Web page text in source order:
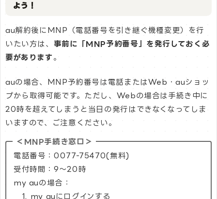
よう！
au解約後にMNP（電話番号を引き継ぐ機種変更）を行
いたい方は、 事前に「MNP予約番号」を発行しておく必
要があります 。
auの場合、MNP予約番号は電話またはWeb・auショッ
プから取得可能です。ただし、Webの場合は手続き中に
20時を超えてしまうと当日の発行はできなくなってしま
いますので、ご注意ください。
＜MNP手続き窓口＞
電話番号：0077-75470(無料)
受付時間：9～20時
my auの場合：
1. my auにログインする